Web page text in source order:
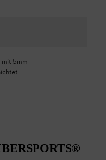
mit 5mm